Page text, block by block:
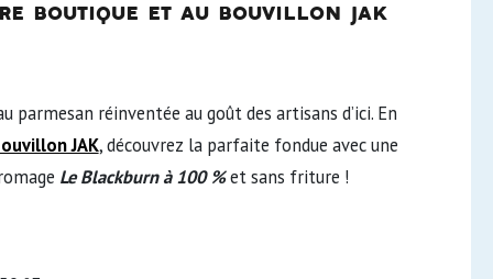
boutique et au bouvillon jak
parmesan réinventée au goût des artisans d’ici. En
JAK, découvrez la parfaite fondue avec une
Le Blackburnà 100 %et sans friture !